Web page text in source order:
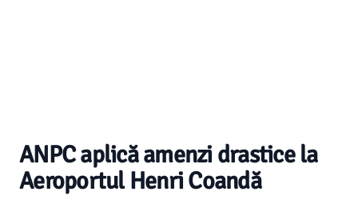
ANPC aplică amenzi drastice la
Aeroportul Henri Coandă